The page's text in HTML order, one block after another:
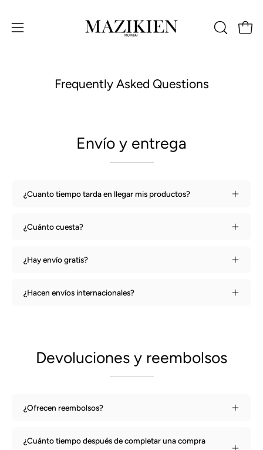
contenido
Abrir
navegación
ABRIR
Frequently Asked Questions
Envío y entrega
¿Cuanto tiempo tarda en llegar mis productos?
¿Cuánto cuesta?
¿Hay envío gratis?
¿Hacen envíos internacionales?
Devoluciones y reembolsos
¿Ofrecen reembolsos?
¿Cuánto tiempo después de completar una compra